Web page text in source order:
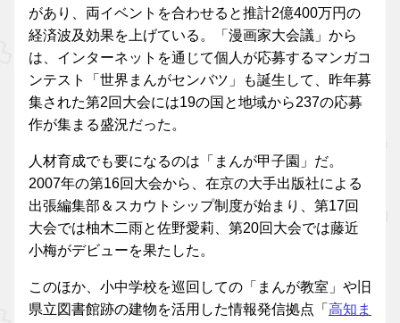
があり、両イベントを合わせると推計2億400万円の
経済波及効果を上げている。「漫画家大会議」から
は、インターネットを通じて個人が応募するマンガコ
ンテスト「世界まんがセンバツ」も誕生して、昨年募
集された第2回大会には19の国と地域から237の応募
作が集まる盛況だった。
人材育成でも要になるのは「まんが甲子園」だ。
2007年の第16回大会から、在京の大手出版社による
出張編集部＆スカウトシップ制度が始まり、第17回
大会では柚木二雨と佐野愛莉、第20回大会では藤近
小梅がデビューを果たした。
このほか、小中学校を巡回しての「まんが教室」や旧
県立図書館跡の建物を活用した情報発信拠点「 高知ま